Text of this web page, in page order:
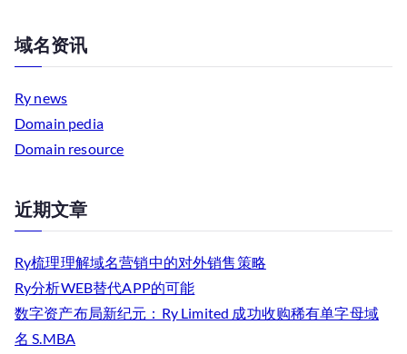
域名资讯
Ry news
Domain pedia
Domain resource
近期文章
Ry梳理理解域名营销中的对外销售策略
Ry分析WEB替代APP的可能
数字资产布局新纪元：Ry Limited 成功收购稀有单字母域
名 S.MBA